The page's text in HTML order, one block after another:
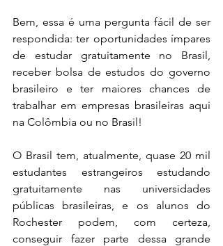
Bem, essa é uma pergunta fácil de ser
respondida: ter oportunidades ímpares
de estudar gratuitamente no Brasil,
receber bolsa de estudos do governo
brasileiro e ter maiores chances de
trabalhar em empresas brasileiras aqui
na Colômbia ou no Brasil!
O Brasil tem, atualmente, quase 20 mil
estudantes estrangeiros estudando
gratuitamente nas universidades
públicas brasileiras, e os alunos do
Rochester podem, com certeza,
conseguir fazer parte dessa grande